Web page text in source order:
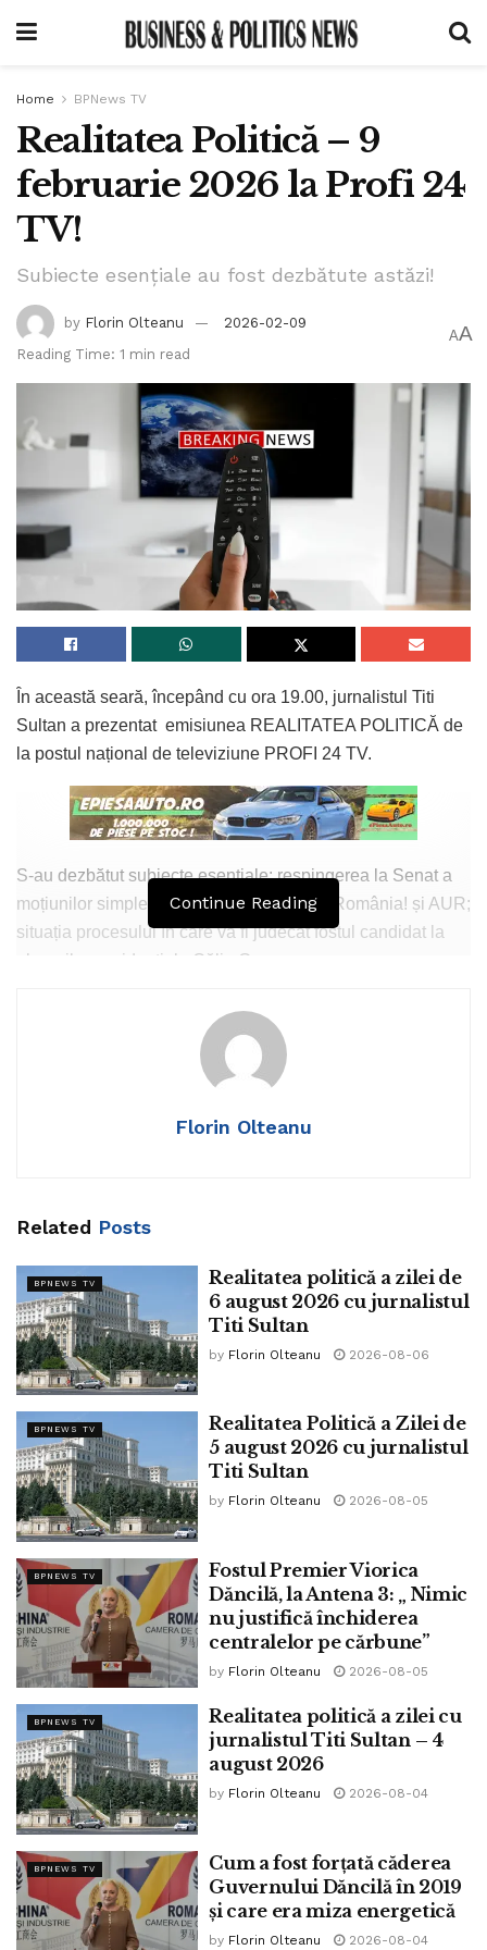
Home BPNews TV
Realitatea Politică – 9
februarie 2026 la Profi 24
TV!
Subiecte esențiale au fost dezbătute astăzi!
by Florin Olteanu
2026-02-09
Reading Time: 1 min read
AA
În această seară, începând cu ora 19.00, jurnalistul Titi
Sultan a prezentat emisiunea REALITATEA POLITICĂ de
la postul național de televiziune PROFI 24 TV.
S-au dezbătut subiecte esențiale: respingerea la Senat a
moțiunilor simple ale Grupului Pace Întâi România! și AUR;
situația procesului în care va fi judecat fostul candidat la
alegerile prezidențiale Călin Georgescu.
abuzului de ordonanțe de urgență și vor fi în grevă
Consiliului pentru Pace fondat de către Donald Trump
Consilierul pezidențial Radu Burnete a precizat că SUA și
România vor cartografia zăcămintele de metale rare din
România, cooperând cu SUA.
S-a depus de către fostul ministru Sebastian Burduja un
proiect care vizează repornirea în anumite condiții a
termocentralelor pe cărbune în România.
Credit foto: Facebook Titi Sultan
Continue Reading
Florin Olteanu
Related Posts
BPNEWS TV
Realitatea politică a zilei de
6 august 2026 cu jurnalistul
Titi Sultan
by Florin Olteanu 2026-08-06
BPNEWS TV
Realitatea Politică a Zilei de
5 august 2026 cu jurnalistul
Titi Sultan
by Florin Olteanu 2026-08-05
BPNEWS TV
Fostul Premier Viorica
Dăncilă, la Antena 3: „ Nimic
nu justifică închiderea
centralelor pe cărbune”
by Florin Olteanu 2026-08-05
BPNEWS TV
Realitatea politică a zilei cu
jurnalistul Titi Sultan – 4
august 2026
by Florin Olteanu 2026-08-04
BPNEWS TV
Cum a fost forțată căderea
Guvernului Dăncilă în 2019
și care era miza energetică
by Florin Olteanu 2026-08-04